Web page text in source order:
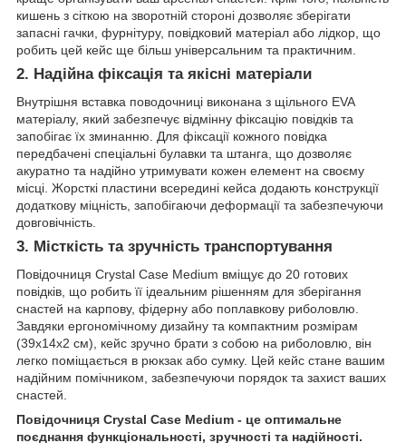
кишень з сіткою на зворотній стороні дозволяє зберігати
запасні гачки, фурнітуру, повідковий матеріал або лідкор, що
робить цей кейс ще більш універсальним та практичним.
2. Надійна фіксація та якісні матеріали
Внутрішня вставка поводочниці виконана з щільного EVA
матеріалу, який забезпечує відмінну фіксацію повідків та
запобігає їх зминанню. Для фіксації кожного повідка
передбачені спеціальні булавки та штанга, що дозволяє
акуратно та надійно утримувати кожен елемент на своєму
місці. Жорсткі пластини всередині кейса додають конструкції
додаткову міцність, запобігаючи деформації та забезпечуючи
довговічність.
3. Місткість та зручність транспортування
Повідочниця Crystal Case Medium вміщує до 20 готових
повідків, що робить її ідеальним рішенням для зберігання
снастей на карпову, фідерну або поплавкову риболовлю.
Завдяки ергономічному дизайну та компактним розмірам
(39х14х2 см), кейс зручно брати з собою на риболовлю, він
легко поміщається в рюкзак або сумку. Цей кейс стане вашим
надійним помічником, забезпечуючи порядок та захист ваших
снастей.
Повідочниця Crystal Case Medium - це оптимальне
поєднання функціональності, зручності та надійності.